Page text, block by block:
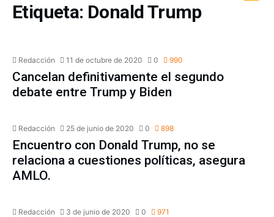
Etiqueta: Donald Trump
Redacción 11 de octubre de 2020 0 990
Cancelan definitivamente el segundo
debate entre Trump y Biden
Redacción 25 de junio de 2020 0 898
Encuentro con Donald Trump, no se
relaciona a cuestiones políticas, asegura
AMLO.
Redacción 3 de junio de 2020 0 971